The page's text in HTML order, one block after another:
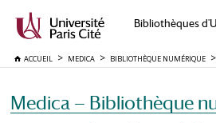
Bibliothèques
ACCUEIL MEDICA BIBLIOTHÈQUE NUMÉRIQUE
Medica — Bibliothèque